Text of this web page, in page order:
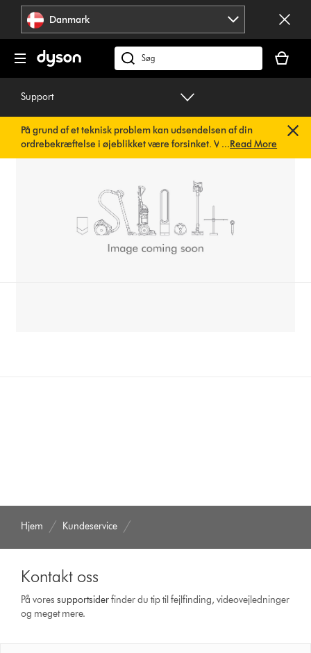
Spring
navigation
Danmark
Søg
på
er
tom
Support
På grund af et teknisk problem kan udsendelsen af din
ordrebekræftelse i øjeblikket være forsinket. Vi arbejder
allerede på en hurtig løsning.Du behøver ikke at foretage
...Read More
Hjem Kundeservice
Kontakt oss
På voressupport­siderfinder du tip til fejlfinding, video­vejledninger
og meget mere.